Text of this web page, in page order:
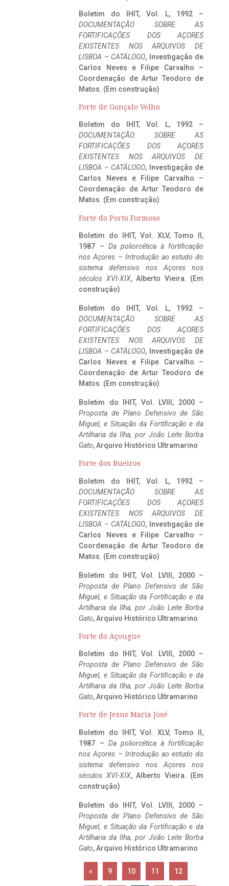
Boletim do IHIT, Vol. L, 1992 –
DOCUMENTAÇÃO SOBRE AS
FORTIFICAÇÕES DOS AÇORES
EXISTENTES NOS ARQUIVOS DE
LISBOA – CATÁLOGO, Investigação de
Carlos Neves e Filipe Carvalho –
Coordenação de Artur Teodoro de
Matos. (Em construção)
Forte de Gonçalo Velho
Boletim do IHIT, Vol. L, 1992 –
DOCUMENTAÇÃO SOBRE AS
FORTIFICAÇÕES DOS AÇORES
EXISTENTES NOS ARQUIVOS DE
LISBOA – CATÁLOGO, Investigação de
Carlos Neves e Filipe Carvalho –
Coordenação de Artur Teodoro de
Matos. (Em construção)
Forte do Porto Formoso
Boletim do IHIT, Vol. XLV, Tomo II,
1987 – Da poliorcética à fortificação
nos Açores – Introdução ao estudo do
sistema defensivo nos Açores nos
séculos XVI-XIX, Alberto Vieira. (Em
construção)
Boletim do IHIT, Vol. L, 1992 –
DOCUMENTAÇÃO SOBRE AS
FORTIFICAÇÕES DOS AÇORES
EXISTENTES NOS ARQUIVOS DE
LISBOA – CATÁLOGO, Investigação de
Carlos Neves e Filipe Carvalho –
Coordenação de Artur Teodoro de
Matos. (Em construção)
Boletim do IHIT, Vol. LVIII, 2000 –
Proposta de Plano Defensivo de São
Miguel, e Situação da Fortificação e da
Artilharia da Ilha, por João Leite Borba
Gato, Arquivo Histórico Ultramarino
Forte dos Bueiros
Boletim do IHIT, Vol. L, 1992 –
DOCUMENTAÇÃO SOBRE AS
FORTIFICAÇÕES DOS AÇORES
EXISTENTES NOS ARQUIVOS DE
LISBOA – CATÁLOGO, Investigação de
Carlos Neves e Filipe Carvalho –
Coordenação de Artur Teodoro de
Matos. (Em construção)
Boletim do IHIT, Vol. LVIII, 2000 –
Proposta de Plano Defensivo de São
Miguel, e Situação da Fortificação e da
Artilharia da Ilha, por João Leite Borba
Gato, Arquivo Histórico Ultramarino
Forte do Açougue
Boletim do IHIT, Vol. LVIII, 2000 –
Proposta de Plano Defensivo de São
Miguel, e Situação da Fortificação e da
Artilharia da Ilha, por João Leite Borba
Gato, Arquivo Histórico Ultramarino
Forte de Jesus Maria José
Boletim do IHIT, Vol. XLV, Tomo II,
1987 – Da poliorcética à fortificação
nos Açores – Introdução ao estudo do
sistema defensivo nos Açores nos
séculos XVI-XIX, Alberto Vieira. (Em
construção)
Boletim do IHIT, Vol. LVIII, 2000 –
Proposta de Plano Defensivo de São
Miguel, e Situação da Fortificação e da
Artilharia da Ilha, por João Leite Borba
Gato, Arquivo Histórico Ultramarino
« 9 10 11 12